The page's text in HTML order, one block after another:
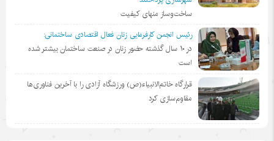
ساخت‌وساز منهای کیفیت
رئیس انجمن کارفرمایی زنان فعال اقتصادی ساختمانی:
در ١٠ سال گذشته حضور زنان در صنعت ساختمان بیشتر شده
است
قرارگاه خاتم‌الانبیاء(ص) ورزشگاه آزادی را با آخرین فناوری‌ها
مقاوم‌سازی کرد